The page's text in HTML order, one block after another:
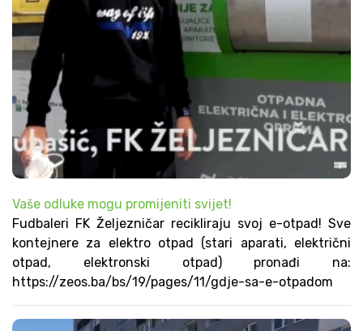
Vaše odluke mogu promijeniti svijet!
Fudbaleri FK Željezničar recikliraju svoj e-otpad! Sve
kontejnere za elektro otpad (stari aparati, električni
otpad, elektronski otpad) pronađi na:
https://zeos.ba/bs/19/pages/11/gdje-sa-e-otpadom